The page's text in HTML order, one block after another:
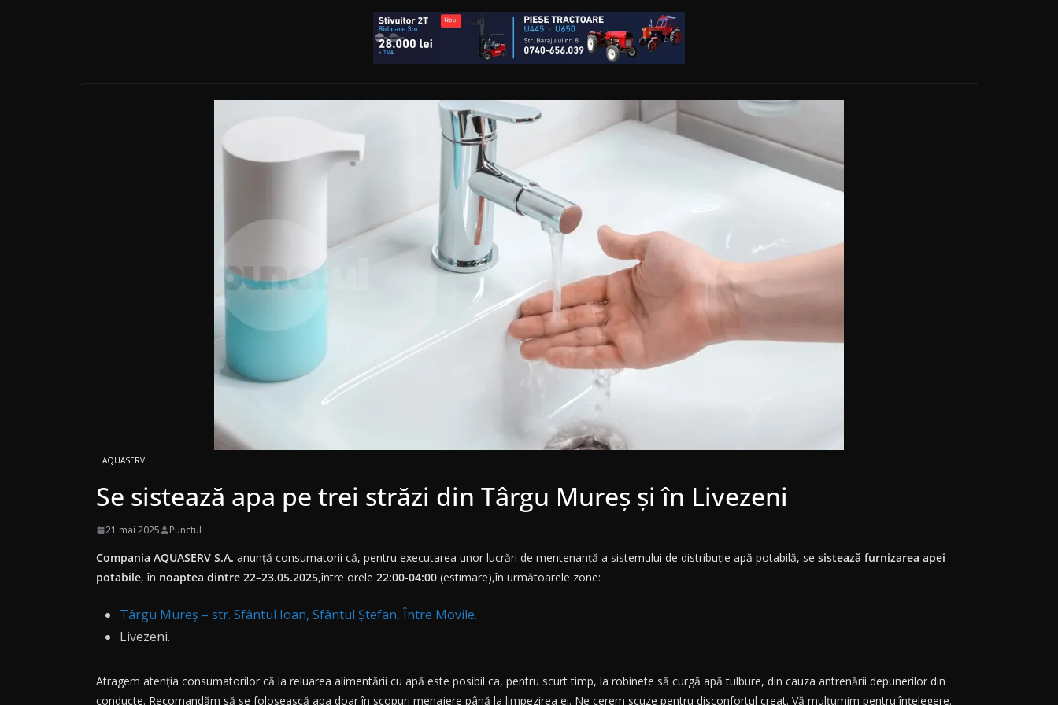
AQUASERV
Se sistează apa pe trei străzi din Târgu Mureș și în Livezeni
21 mai 2025 Punctul
Compania AQUASERV S.A. anunţă consumatorii că, pentru executarea unor lucrări de mentenanță a sistemului de distribuţie apă potabilă, se sistează furnizarea apei
potabile, în noaptea dintre 22–23.05.2025,între orele 22:00-04:00 (estimare),în următoarele zone:
Târgu Mureș – str. Sfântul Ioan, Sfântul Ștefan, Între Movile.
Livezeni.
Atragem atenţia consumatorilor că la reluarea alimentării cu apă este posibil ca, pentru scurt timp, la robinete să curgă apă tulbure, din cauza antrenării depunerilor din
conducte. Recomandăm să se folosească apa doar în scopuri menajere până la limpezirea ei. Ne cerem scuze pentru disconfortul creat. Vă mulţumim pentru înţelegere.